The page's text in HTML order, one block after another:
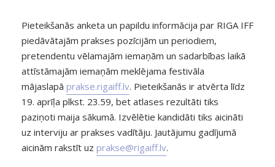
Pieteikšanās anketa un papildu informācija par RIGA IFF
piedāvātajām prakses pozīcijām un periodiem,
pretendentu vēlamajām iemaņām un sadarbības laikā
attīstāmajām iemaņām meklējama festivāla
mājaslapā prakse.rigaiff.lv. Pieteikšanās ir atvērta līdz
19. aprīļa plkst. 23.59, bet atlases rezultāti tiks
paziņoti maija sākumā. Izvēlētie kandidāti tiks aicināti
uz interviju ar prakses vadītāju. Jautājumu gadījumā
aicinām rakstīt uz prakse@rigaiff.lv.